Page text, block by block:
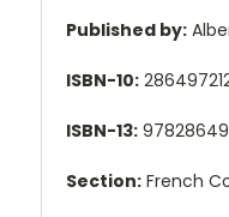
Published by:
ISBN-10:
ISBN-13:
Section: French